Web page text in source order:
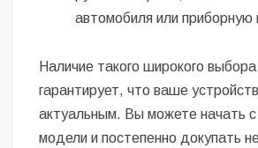
автомобиля или приборную
Наличие такого широкого
гарантирует, что ваше
актуальным. Вы можете начать с
модели и постепенно докупать